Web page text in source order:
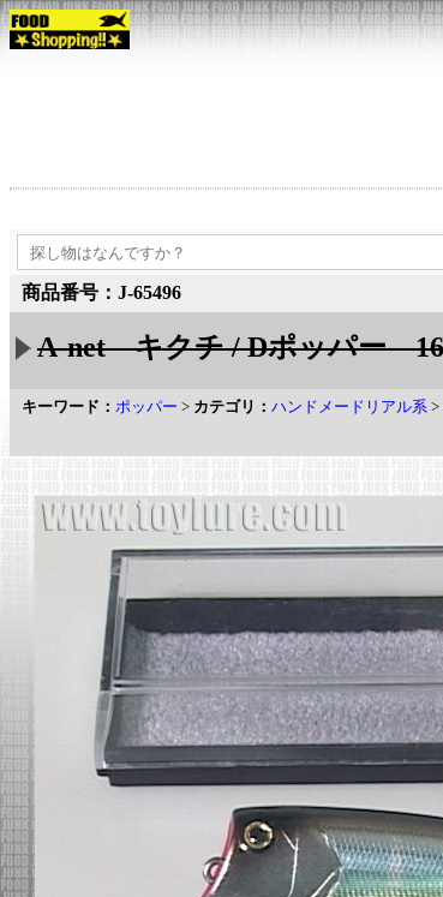
商品番号：J-65496
A-net キクチ / Dポッパー
キーワード： ポッパー > カテゴリ： ハンドメードリアル系 >